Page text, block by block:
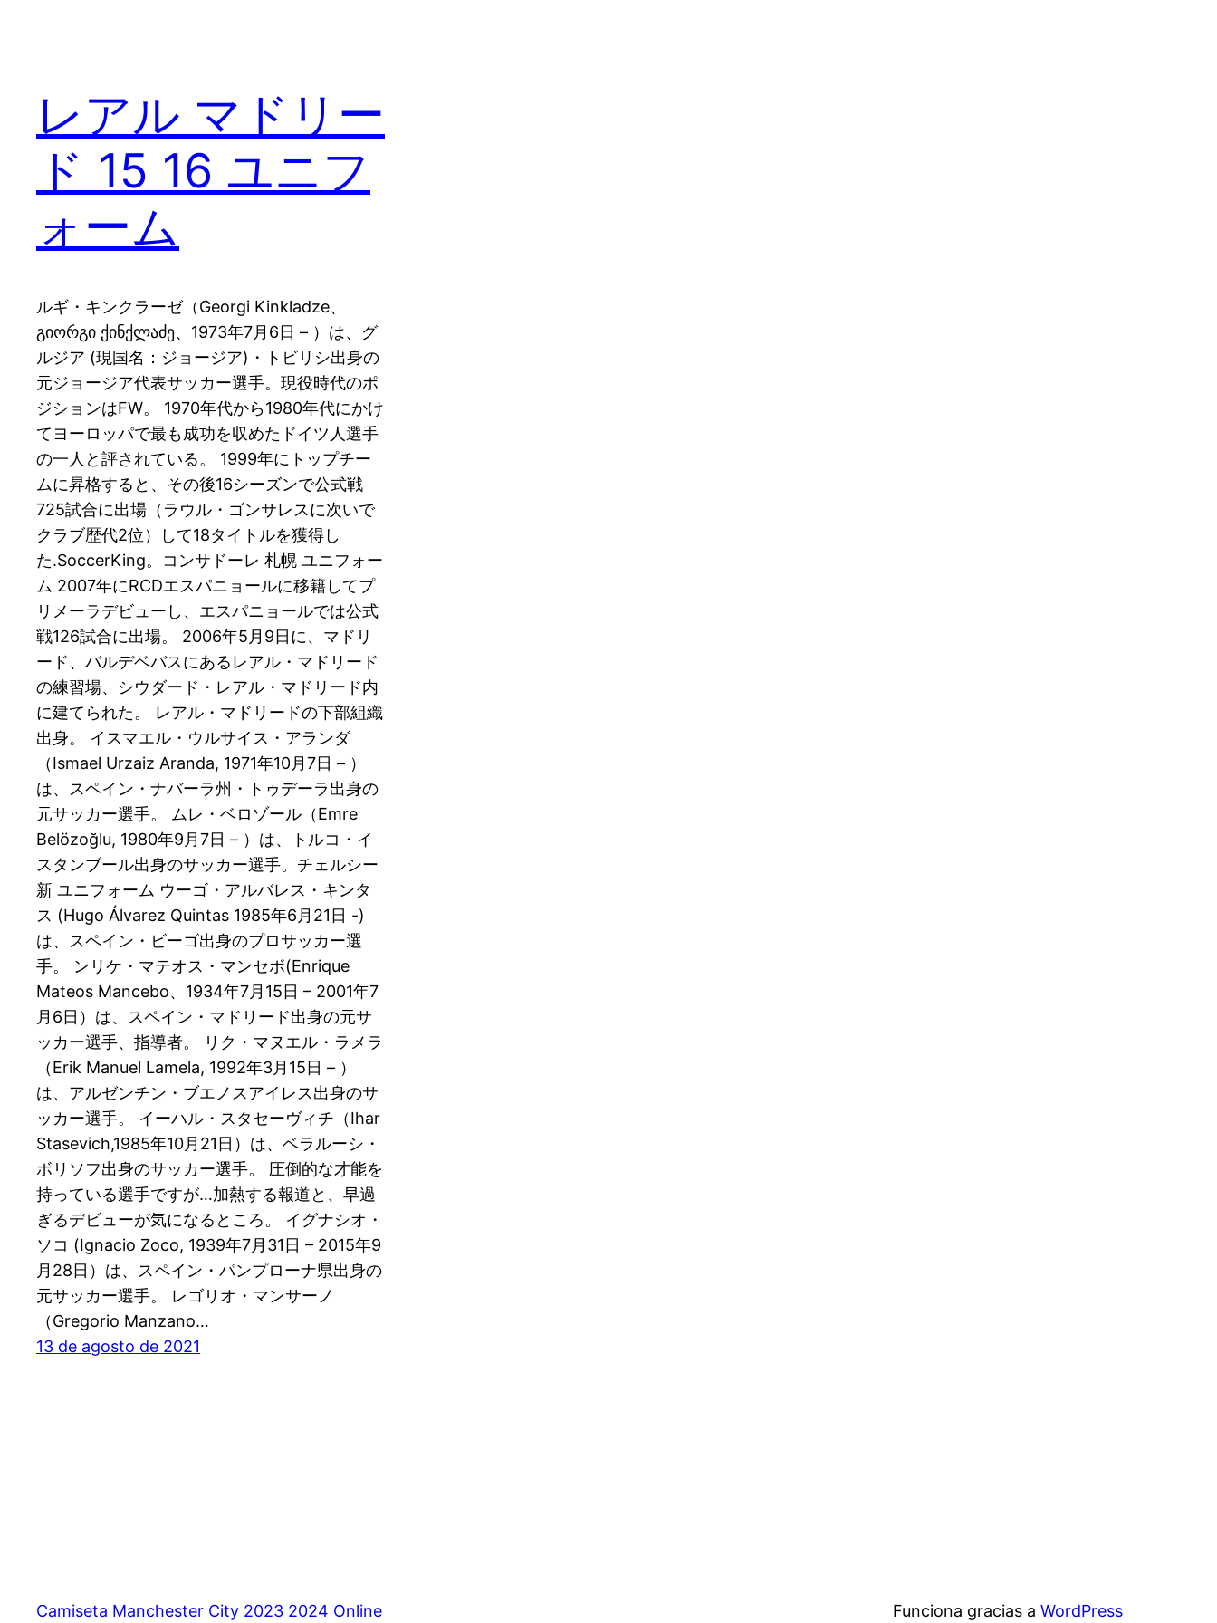
レアル マドリー
ド 15 16 ユニフ
ォーム
ルギ・キンクラーゼ（Georgi Kinkladze、
გიორგი ქინქლაძე、1973年7月6日 – ）は、グ
ルジア (現国名：ジョージア)・トビリシ出身の
元ジョージア代表サッカー選手。現役時代のポ
ジションはFW。 1970年代から1980年代にかけ
てヨーロッパで最も成功を収めたドイツ人選手
の一人と評されている。 1999年にトップチー
ムに昇格すると、その後16シーズンで公式戦
725試合に出場（ラウル・ゴンサレスに次いで
クラブ歴代2位）して18タイトルを獲得し
た.SoccerKing。コンサドーレ 札幌 ユニフォー
ム 2007年にRCDエスパニョールに移籍してプ
リメーラデビューし、エスパニョールでは公式
戦126試合に出場。 2006年5月9日に、マドリ
ード、バルデベバスにあるレアル・マドリード
の練習場、シウダード・レアル・マドリード内
に建てられた。 レアル・マドリードの下部組織
出身。 イスマエル・ウルサイス・アランダ
（Ismael Urzaiz Aranda, 1971年10月7日 – ）
は、スペイン・ナバーラ州・トゥデーラ出身の
元サッカー選手。 ムレ・ベロゾール（Emre
Belözoğlu, 1980年9月7日 – ）は、トルコ・イ
スタンブール出身のサッカー選手。チェルシー
新 ユニフォーム ウーゴ・アルバレス・キンタ
ス (Hugo Álvarez Quintas 1985年6月21日 -)
は、スペイン・ビーゴ出身のプロサッカー選
手。 ンリケ・マテオス・マンセボ(Enrique
Mateos Mancebo、1934年7月15日 – 2001年7
月6日）は、スペイン・マドリード出身の元サ
ッカー選手、指導者。 リク・マヌエル・ラメラ
（Erik Manuel Lamela, 1992年3月15日 – ）
は、アルゼンチン・ブエノスアイレス出身のサ
ッカー選手。 イーハル・スタセーヴィチ（Ihar
Stasevich,1985年10月21日）は、ベラルーシ・
ボリソフ出身のサッカー選手。 圧倒的な才能を
持っている選手ですが…加熱する報道と、早過
ぎるデビューが気になるところ。 イグナシオ・
ソコ (Ignacio Zoco, 1939年7月31日 – 2015年9
月28日）は、スペイン・パンプローナ県出身の
元サッカー選手。 レゴリオ・マンサーノ
（Gregorio Manzano…
13 de agosto de 2021
Camiseta Manchester City 2023 2024 Online Funciona gracias a WordPress